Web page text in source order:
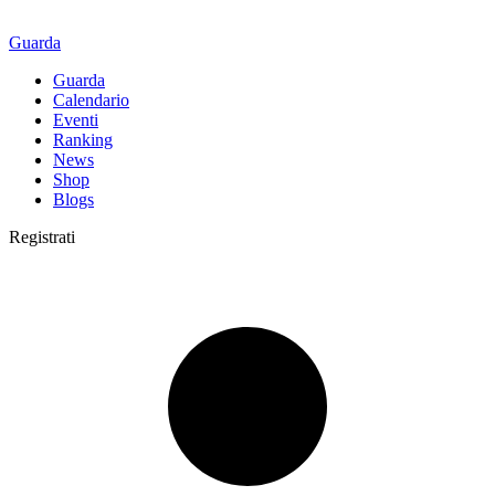
Guarda
Guarda
Calendario
Eventi
Ranking
News
Shop
Blogs
Registrati